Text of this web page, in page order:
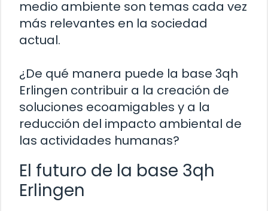
medio ambiente son temas cada vez
más relevantes en la sociedad
actual.
¿De qué manera puede la base 3qh
Erlingen contribuir a la creación de
soluciones ecoamigables y a la
reducción del impacto ambiental de
las actividades humanas?
El futuro de la base 3qh
Erlingen